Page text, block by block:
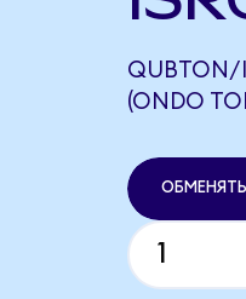
QUBTON/
(ONDO
ОБМЕНЯТЬ